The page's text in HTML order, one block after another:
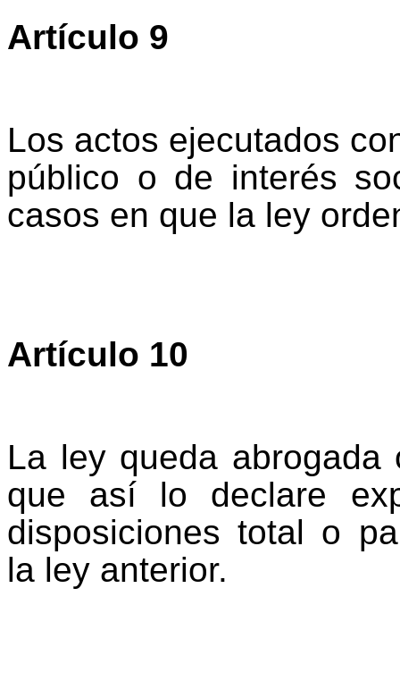
Artículo 9
Los actos ejecutados
público o de interés
casos en que la ley
Artículo 10
La ley queda
que así lo declare
disposiciones total o
la ley anterior.